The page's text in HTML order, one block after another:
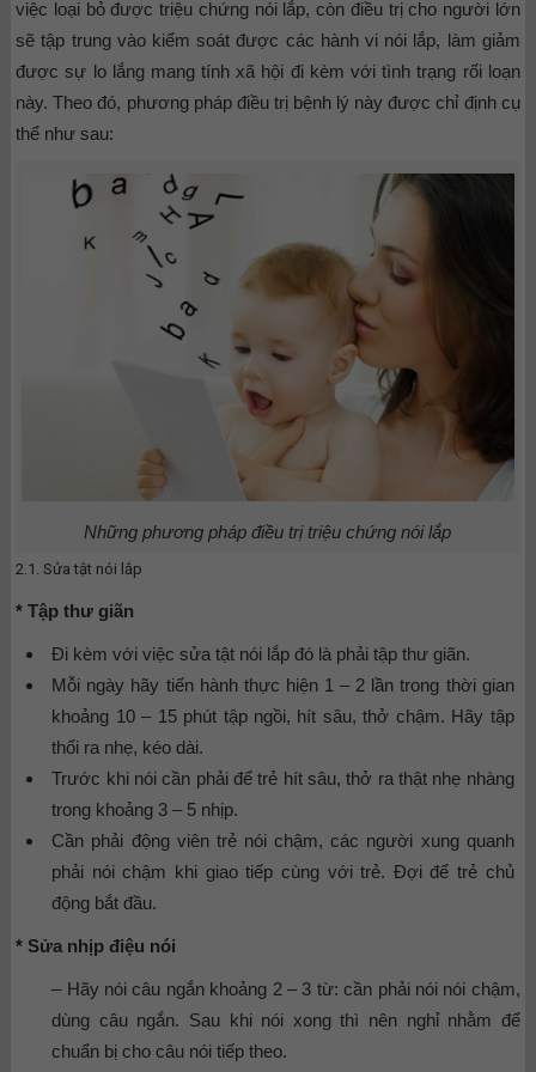
việc loại bỏ được triệu chứng nói lắp, còn điều trị cho người lớn
sẽ tập trung vào kiểm soát được các hành vi nói lắp, làm giảm
được sự lo lắng mang tính xã hội đi kèm với tình trạng rối loạn
này. Theo đó, phương pháp điều trị bệnh lý này được chỉ định cụ
thể như sau:
Những phương pháp điều trị triệu chứng nói lắp
2.1. Sửa tật nói lắp
* Tập thư giãn
Đi kèm với việc sửa tật nói lắp đó là phải tập thư giãn.
Mỗi ngày hãy tiến hành thực hiện 1 – 2 lần trong thời gian
khoảng 10 – 15 phút tập ngồi, hít sâu, thở chậm. Hãy tập
thổi ra nhẹ, kéo dài.
Trước khi nói cần phải để trẻ hít sâu, thở ra thật nhẹ nhàng
trong khoảng 3 – 5 nhịp.
Cần phải động viên trẻ nói chậm, các người xung quanh
phải nói chậm khi giao tiếp cùng với trẻ. Đợi để trẻ chủ
động bắt đầu.
* Sửa nhịp điệu nói
– Hãy nói câu ngắn khoảng 2 – 3 từ: cần phải nói nói chậm,
dùng câu ngắn. Sau khi nói xong thì nên nghỉ nhằm để
chuẩn bị cho câu nói tiếp theo.